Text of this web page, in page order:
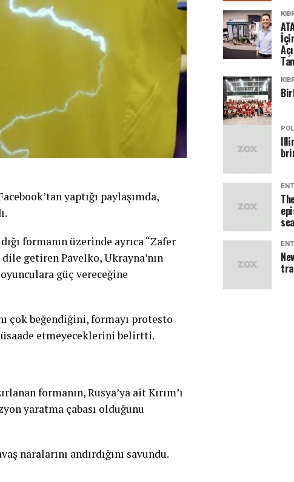
yaptığı paylaşımda,
formanın üzerinde ayrıca “Zafer
dile getiren Pavelko, Ukrayna’nın
güç vereceğine
çok beğendiğini, formayı protesto
etmeyeceklerini belirtti.
formanın, Rusya’ya ait Kırım’ı
yaratma çabası olduğunu
naralarını andırdığını savundu.